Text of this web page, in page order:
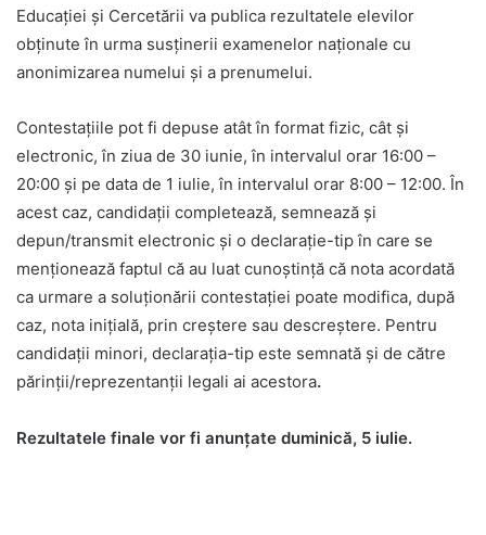
Educației și Cercetării va publica rezultatele elevilor
obținute în urma susținerii examenelor naționale cu
anonimizarea numelui și a prenumelui.
Contestațiile pot fi depuse atât în format fizic, cât și
electronic, în ziua de 30 iunie, în intervalul orar 16:00 –
20:00 și pe data de 1 iulie, în intervalul orar 8:00 – 12:00. În
acest caz, candidații completează, semnează și
depun/transmit electronic și o declarație-tip în care se
menționează faptul că au luat cunoștință că nota acordată
ca urmare a soluționării contestației poate modifica, după
caz, nota inițială, prin creștere sau descreștere. Pentru
candidații minori, declarația-tip este semnată și de către
părinții/reprezentanții legali ai acestora.
Rezultatele finale vor fi anunțate duminică, 5 iulie.